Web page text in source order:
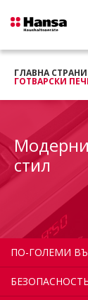
ГЛАВНА
ГОТВАРСКИ
стил
ПО-ГОЛЕМИ